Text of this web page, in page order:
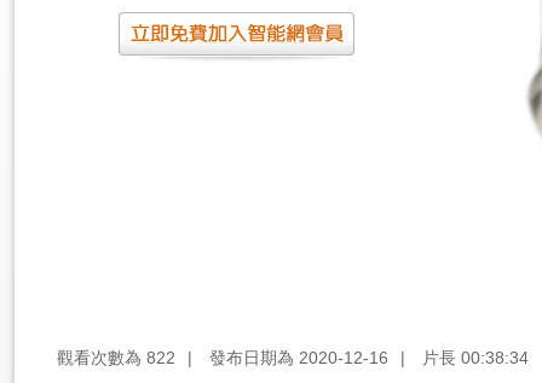
觀看次數為 822 | 發布日期為 2020-12-16 | 片長 00:38:34